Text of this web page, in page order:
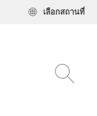
เลือกสถานที่